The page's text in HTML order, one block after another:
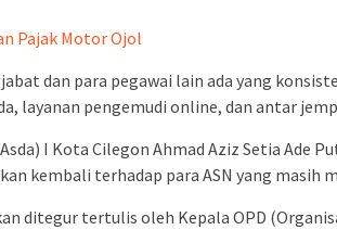
Pajak Motor Ojol
dan para pegawai lain ada yang
layanan pengemudi online, dan antar
I Kota Cilegon Ahmad Aziz Setia Ade
kembali terhadap para ASN yang masih
ditegur tertulis oleh Kepala OPD